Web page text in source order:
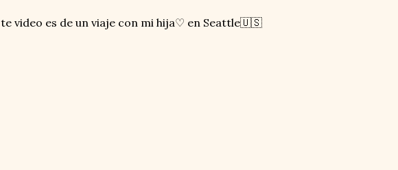
video es de un viaje con mi hija♡ en Seattle🇺🇸